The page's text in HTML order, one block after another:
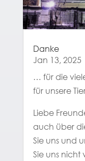
Danke
Jan 13, 2025
… für die
für unsere
Liebe
auch über
Sie uns und
Sie uns nicht